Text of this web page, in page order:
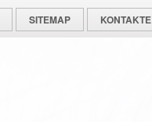
SITEMAP KONTAKTE